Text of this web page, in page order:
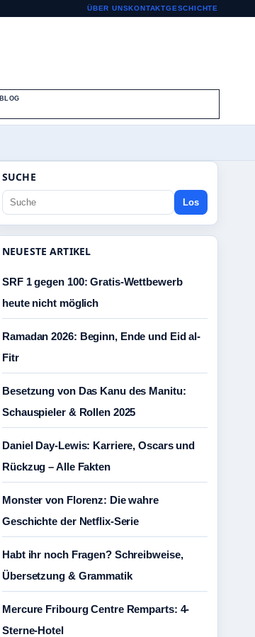
ÜBER UNSKONTAKTGESCHICHTE
BLOG
SUCHE
Los
NEUESTE ARTIKEL
SRF 1 gegen 100: Gratis-Wettbewerb
heute nicht möglich
Ramadan 2026: Beginn, Ende und Eid al-
Fitr
Besetzung von Das Kanu des Manitu:
Schauspieler & Rollen 2025
Daniel Day-Lewis: Karriere, Oscars und
Rückzug – Alle Fakten
Monster von Florenz: Die wahre
Geschichte der Netflix-Serie
Habt ihr noch Fragen? Schreibweise,
Übersetzung & Grammatik
Mercure Fribourg Centre Remparts: 4-
Sterne-Hotel